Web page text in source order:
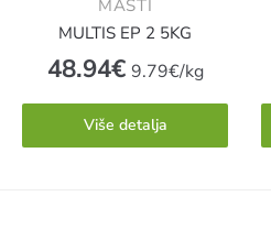
MASTI
MULTIS EP 2 5KG
48.94€ 9.79€/kg
Više detalja